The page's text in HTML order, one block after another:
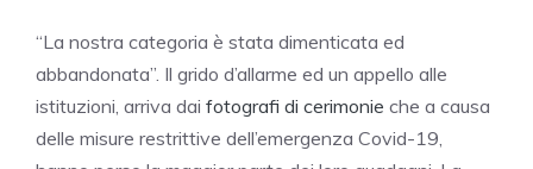
“La nostra categoria è stata dimenticata ed
abbandonata”. Il grido d’allarme ed un appello alle
istituzioni, arriva dai fotografi di cerimonie che a causa
delle misure restrittive dell’emergenza Covid-19,